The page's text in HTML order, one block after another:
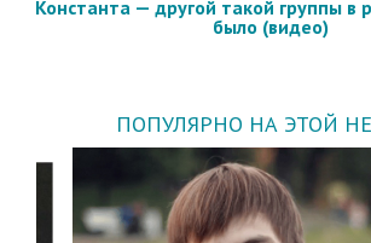
Константа — другой такой группы в
было (видео)
ПОПУЛЯРНО НА ЭТОЙ